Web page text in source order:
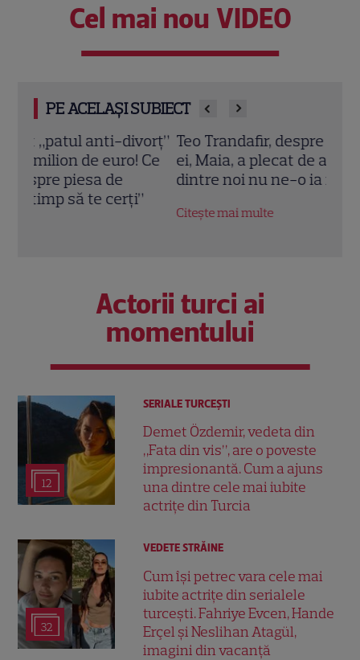
Cel mai nou VIDEO
PE ACELAȘI SUBIECT
Teo Trandafir, despre viața după ce fiica
ei, Maia, a plecat de acasă: „Legătura
dintre noi nu ne-o ia nimeni”
Citește mai multe
Actorii turci ai
momentului
12
SERIALE TURCEŞTI
Demet Özdemir, vedeta din
„Fata din vis”, are o poveste
impresionantă. Cum a ajuns
una dintre cele mai iubite
actrițe din Turcia
32
VEDETE STRĂINE
Cum își petrec vara cele mai
iubite actrițe din serialele
turcești. Fahriye Evcen, Hande
Erçel și Neslihan Atagül,
imagini din vacanță